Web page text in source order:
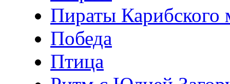
Пираты Карибского
Победа
Птица